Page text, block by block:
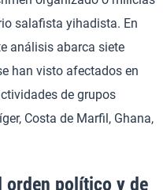
salafista yihadista. En
análisis abarca siete
han visto afectados en
de grupos
Costa de Marfil, Ghana,
orden político y de